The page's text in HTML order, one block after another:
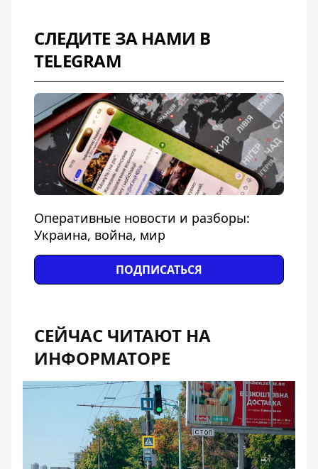
СЛЕДИТЕ ЗА НАМИ В
TELEGRAM
Оперативные новости и разборы:
Украина, война, мир
ПОДПИСАТЬСЯ
СЕЙЧАС ЧИТАЮТ НА
ИНФОРМАТОРЕ